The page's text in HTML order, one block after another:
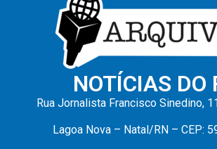
NOTÍCIAS DO
Rua Jornalista Francisco Sinedino,
Lagoa Nova – Natal/RN – CEP: